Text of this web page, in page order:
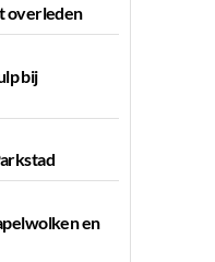
overleden
bij
en